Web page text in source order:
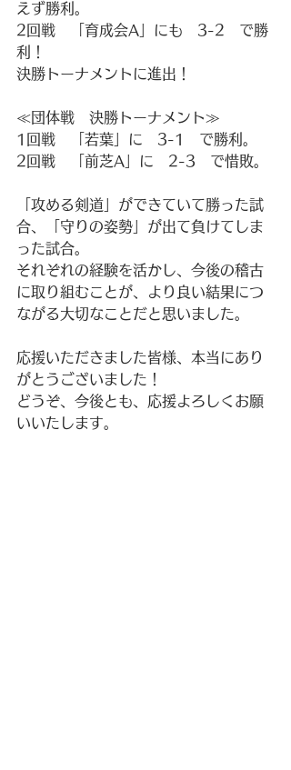
えず勝利。
2回戦　「育成会A」にも　3-2　で勝
利！
決勝トーナメントに進出！
≪団体戦　決勝トーナメント≫
1回戦　「若葉」に　3-1　で勝利。
2回戦　「前芝A」に　2-3　で惜敗。
「攻める剣道」ができていて勝った試
合、「守りの姿勢」が出て負けてしま
った試合。
それぞれの経験を活かし、今後の稽古
に取り組むことが、より良い結果につ
ながる大切なことだと思いました。
応援いただきました皆様、本当にあり
がとうございました！
どうぞ、今後とも、応援よろしくお願
いいたします。